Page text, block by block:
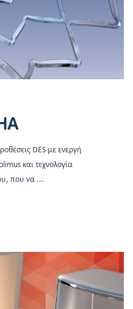
DES με ενεργή
και τεχνολογία
που να ...